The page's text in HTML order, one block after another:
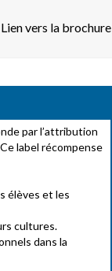
Lien vers la
par l’attribution
label récompense
élèves et les
cultures.
dans la